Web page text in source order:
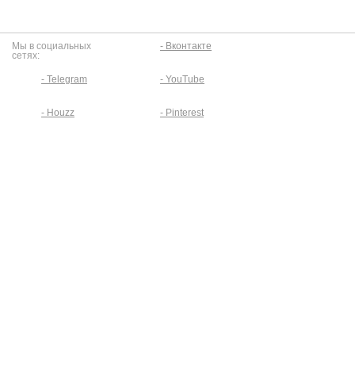
Мы в социальных
сетях:
- Вконтакте
- Telegram - YouTube
- Houzz - Pinterest